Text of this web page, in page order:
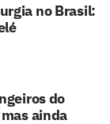
no Brasil:
do
ainda